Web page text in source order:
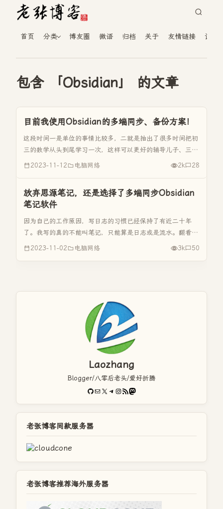
首页 分类 博友圈 微语 归档 关于 友情链接 读者
包含 「Obsidian」 的文章
目前我使用Obsidian的多端同步、备份方案！
这段时间一是单位的事情比较多，二就是抽出了很多时间把初
三的数学从头到尾学习一次，这样可以更好的辅导儿子、三是
折腾Obsidian，所以博客也十来天没有更新了，不过我的原则
2023-11-12 电脑网络 2k 28
放弃思源笔记，还是选择了多端同步Obsidian
笔记软件
因为自己的工作原因，写日志的习惯已经保持了有近二十年
了。我写的真的不能叫笔记，只能算是日志或是流水。翻看以
前写的日志，真的搞笑，最少的一篇连标点符号是7个字！“今
2023-11-02 电脑网络 3k 50
Laozhang
Blogger/八零后老头/爱好折腾
GitHub
电子邮件X Telegram
Instagram
RSS FeedMastodon
老张博客同款服务器
老张博客推荐海外服务器